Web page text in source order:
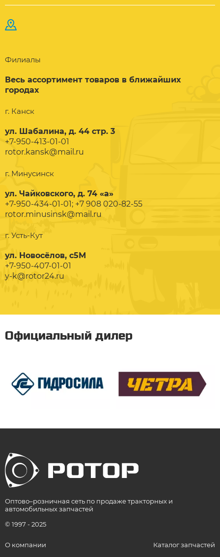
Филиалы
Весь ассортимент товаров в ближайших
городах
г. Канск
ул. Шабалина, д. 44 стр. 3
+7-950-413-01-01
rotor.kansk@mail.ru
г. Минусинск
ул. Чайковского, д. 74 «а»
+7-950-434-01-01; +7 908 020-82-55
rotor.minusinsk@mail.ru
г. Усть-Кут
ул. Новосёлов, с5М
+7-950-407-01-01
y-k@rotor24.ru
Официальный дилер
Оптово–розничная сеть по продаже тракторных и
автомобильных запчастей
© 1997 - 2025
О компании Каталог запчастей